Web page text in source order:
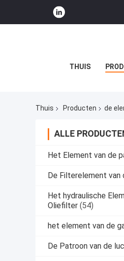
THUIS
Thuis Producten de
ALLE
Het Element van de
De Filterelement van
Het hydraulische
Oliefilter (54)
het element van de
De Patroon van de